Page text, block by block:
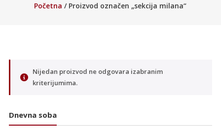
Početna / Proizvod označen „sekcija milana“
Nijedan proizvod ne odgovara izabranim
kriterijumima.
Dnevna soba